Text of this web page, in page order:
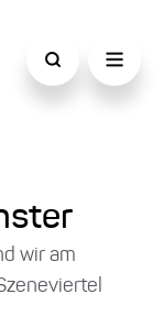
wir am